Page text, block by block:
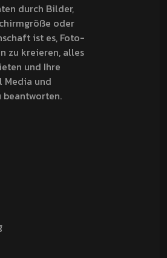
durch Bilder,
oder
ist es, Foto-
zu kreieren, alles
und Ihre
Media und